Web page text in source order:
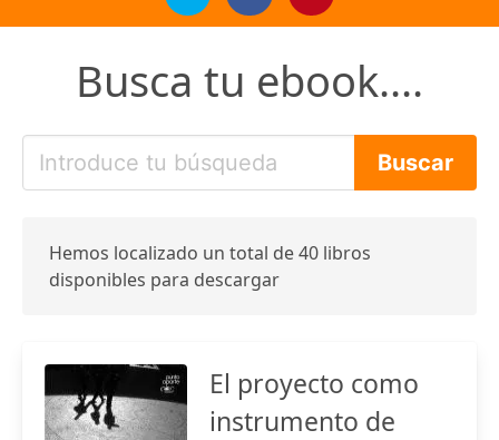
Busca tu ebook....
Hemos localizado un total de 40 libros
disponibles para descargar
El proyecto como
instrumento de